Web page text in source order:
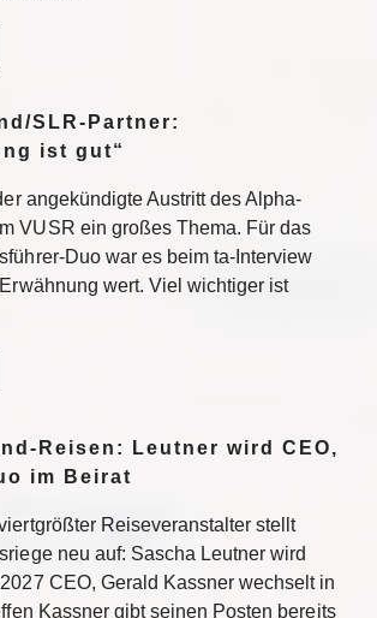
SLR-Partner:
ist gut“
angekündigte Austritt des Alpha-
VUSR ein großes Thema. Für das
Duo war es beim ta-Interview
wert. Viel wichtiger ist
Reisen: Leutner wird CEO,
im Beirat
Reiseveranstalter stellt
neu auf: Sascha Leutner wird
CEO, Gerald Kassner wechselt in
Kassner gibt seinen Posten bereits